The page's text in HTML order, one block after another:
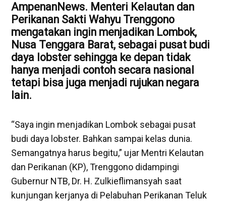
AmpenanNews. Menteri Kelautan dan
Perikanan Sakti Wahyu Trenggono
mengatakan ingin menjadikan Lombok,
Nusa Tenggara Barat, sebagai pusat budi
daya lobster sehingga ke depan tidak
hanya menjadi contoh secara nasional
tetapi bisa juga menjadi rujukan negara
lain.
“Saya ingin menjadikan Lombok sebagai pusat
budi daya lobster. Bahkan sampai kelas dunia.
Semangatnya harus begitu,” ujar Mentri Kelautan
dan Perikanan (KP), Trenggono didampingi
Gubernur NTB, Dr. H. Zulkieflimansyah saat
kunjungan kerjanya di Pelabuhan Perikanan Teluk